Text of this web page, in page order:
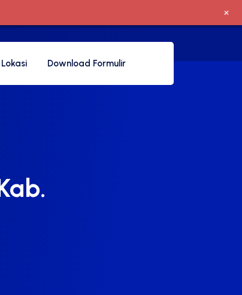
Lokasi Download Formulir
+